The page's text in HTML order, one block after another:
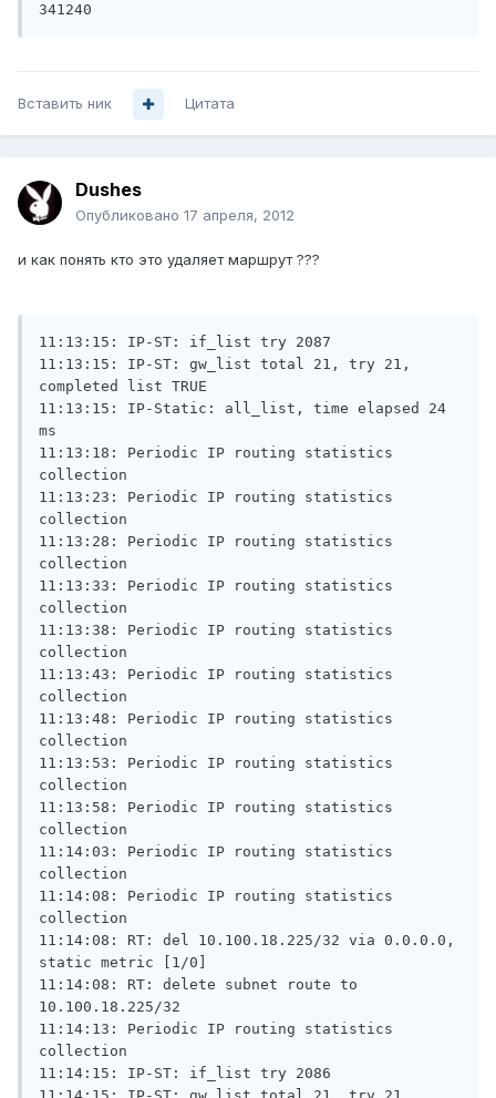
341240
Вставить ник Цитата
Dushes
Опубликовано 17 апреля, 2012
и как понять кто это удаляет маршрут ???
11:13:15: IP-ST: if_list try 2087
11:13:15: IP-ST: gw_list total 21, try 21,
completed list TRUE
11:13:15: IP-Static: all_list, time elapsed 24
ms
11:13:18: Periodic IP routing statistics
collection
11:13:23: Periodic IP routing statistics
collection
11:13:28: Periodic IP routing statistics
collection
11:13:33: Periodic IP routing statistics
collection
11:13:38: Periodic IP routing statistics
collection
11:13:43: Periodic IP routing statistics
collection
11:13:48: Periodic IP routing statistics
collection
11:13:53: Periodic IP routing statistics
collection
11:13:58: Periodic IP routing statistics
collection
11:14:03: Periodic IP routing statistics
collection
11:14:08: Periodic IP routing statistics
collection
11:14:08: RT: del 10.100.18.225/32 via 0.0.0.0,
static metric [1/0]
11:14:08: RT: delete subnet route to
10.100.18.225/32
11:14:13: Periodic IP routing statistics
collection
11:14:15: IP-ST: if_list try 2086